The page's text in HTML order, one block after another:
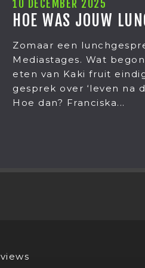
1 DECEMBER 2025
CARMEN
NIEUWE
Ik ben Carmen
heden de nieuwe
Mediastages. Het
wel netjes om